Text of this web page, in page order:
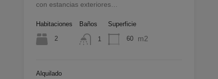
con estancias exteriores…
Habitaciones
2
Baños
1
Superficie
60 m2
Alquilado